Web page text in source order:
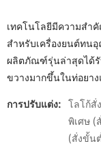
เทคโนโลยีมีความสำ
สำหรับเครื่องยนต์ทน
ผลิตภัณฑ์รุ่นล่าสุดได้รั
ขวางมากขึ้นในท่อยา
การปรับแต่ง: โลโก้สั่
พิเศษ (
(สั่งขั้น